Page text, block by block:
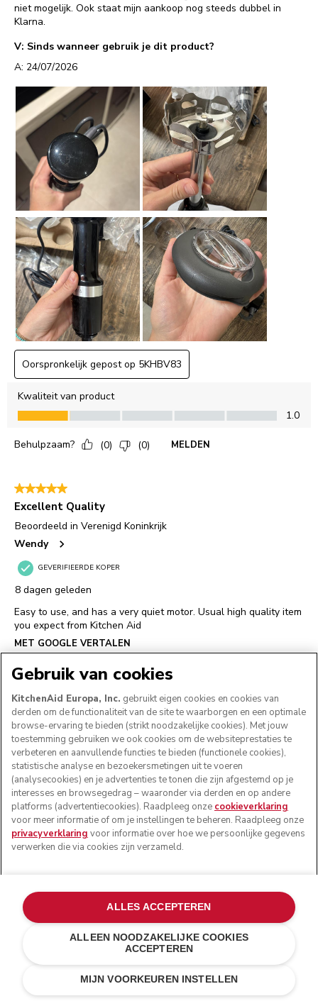
Kosten besparen€ 44,75
Gebruik van cookies
KitchenAid Europa, Inc. gebruikt eigen cookies en cookies van
derden om de functionaliteit van de site te waarborgen en een optimale
browse-ervaring te bieden (strikt noodzakelijke cookies). Met jouw
toestemming gebruiken we ook cookies om de websiteprestaties te
verbeteren en aanvullende functies te bieden (functionele cookies),
statistische analyse en bezoekersmetingen uit te voeren
(analysecookies) en je advertenties te tonen die zijn afgestemd op je
interesses en browsegedrag – waaronder via derden en op andere
platforms (advertentiecookies). Raadpleeg onze cookieverklaring
voor meer informatie of om je instellingen te beheren. Raadpleeg onze
privacyverklaring voor informatie over hoe we persoonlijke gegevens
verwerken die via cookies zijn verzameld.
MIJN VOORKEUREN INSTELLEN
ALLEEN NOODZAKELIJKE COOKIES
ACCEPTEREN
ALLES ACCEPTEREN